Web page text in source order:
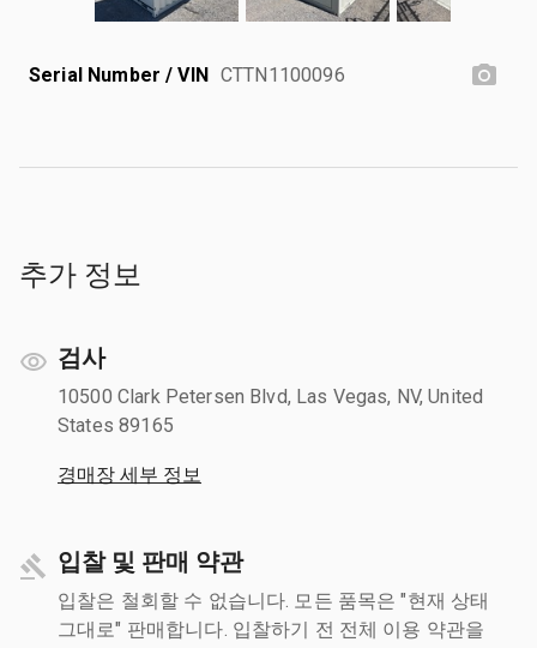
Serial Number / VIN CTTN1100096
추가 정보
검사
10500 Clark Petersen Blvd, Las Vegas, NV, United
States 89165
경매장 세부 정보
입찰 및 판매 약관
입찰은 철회할 수 없습니다. 모든 품목은 "현재 상태
그대로" 판매합니다. 입찰하기 전 전체 이용 약관을